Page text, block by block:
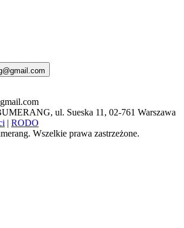
ul. Sueska 11, 02-761 Warszawa
| RODO
Wszelkie prawa zastrzeżone.